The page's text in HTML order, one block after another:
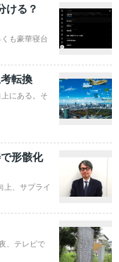
ける？
も豪華寝台
転換
にある。そ
形骸化
上、サプライ
、テレビで